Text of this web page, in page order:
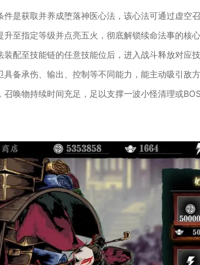
件是获取并养成堕落神医心法，该心法可通过虚空
至指定等级并点亮五火，彻底解锁续命法事的核
配至技能链的任意技能位后，进入战斗释放对应
具备承伤、输出、控制等不同能力，能主动吸引敌
唤物持续时间充足，足以支撑一波小怪清理或